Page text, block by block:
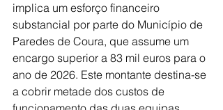
implica um esforço financeiro
substancial por parte do Município de
Paredes de Coura, que assume um
encargo superior a 83 mil euros para o
ano de 2026. Este montante destina-se
a cobrir metade dos custos de